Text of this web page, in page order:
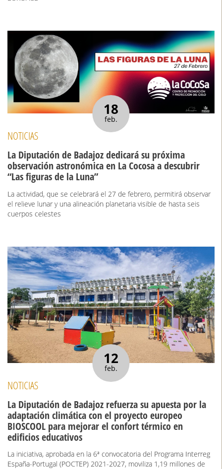
18
feb.
NOTICIAS
La Diputación de Badajoz dedicará su próxima
observación astronómica en La Cocosa a descubrir
“Las figuras de la Luna”
La actividad, que se celebrará el 27 de febrero, permitirá observar
el relieve lunar y una alineación planetaria visible de hasta seis
cuerpos celestes
12
feb.
NOTICIAS
La Diputación de Badajoz refuerza su apuesta por la
adaptación climática con el proyecto europeo
BIOSCOOL para mejorar el confort térmico en
edificios educativos
La iniciativa, aprobada en la 6ª convocatoria del Programa Interreg
España-Portugal (POCTEP) 2021-2027, moviliza 1,19 millones de